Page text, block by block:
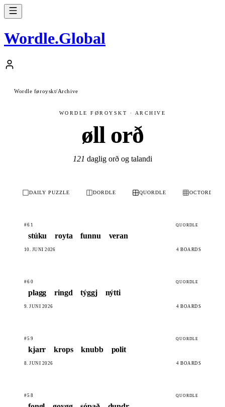
Wordle.Global
Wordle føroyskt/Archive
WORDLE FØROYSKT · ARCHIVE
øll orð
121 daglig orð og talandi
DAILY PUZZLE DORDLE QUORDLE OCTORDLE
#61 QUORDLE
stúku royta funnu veran
10. JUNI 2026 4 BOARDS
#60 QUORDLE
plagg ringd týggj nýtti
9. JUNI 2026 4 BOARDS
#59 QUORDLE
kjarr krops knubb polit
8. JUNI 2026 4 BOARDS
#58 QUORDLE